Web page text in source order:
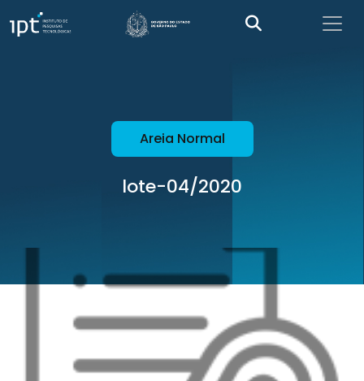
Areia Normal
lote-04/2020